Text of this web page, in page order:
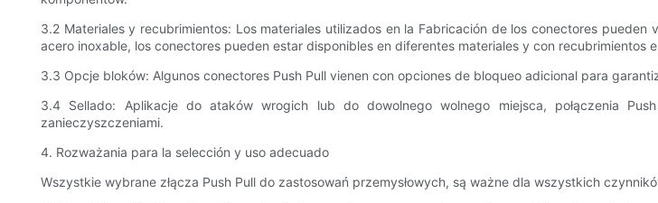
3.2 Materiales y recubrimientos: Los materiales utilizados en la Fabricación de los conectores
acero inoxable, los conectores pueden estar disponibles en diferentes materiales y con
3.3 Opcje bloków: Algunos conectores Push Pull vienen con opciones de bloqueo adicional para
3.4 Sellado: Aplikacje do ataków wrogich lub do dowolnego wolnego miejsca, połączenia
zanieczyszczeniami.
4. Rozważania para la selección y uso adecuado
Wszystkie wybrane złącza Push Pull do zastosowań przemysłowych, są ważne dla wszystkich